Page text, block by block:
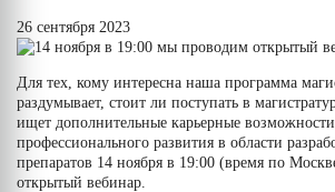
26 сентября 2023
Для тех, кому интересна наша программа
раздумывает, стоит ли поступать в
ищет дополнительные карьерные
профессионального развития в области
препаратов 14 ноября в 19:00 (время по
открытый вебинар.